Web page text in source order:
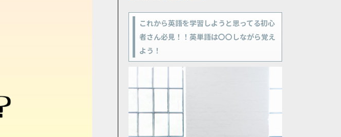
これから英語を学習しようと思ってる初心
者さん必見！！英単語は〇〇しながら覚え
よう！